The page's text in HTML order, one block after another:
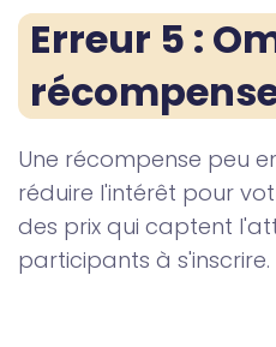
Erreur 5 :
Une récompense peu
réduire l'intérêt pour
des prix qui captent
participants à s'inscrire.